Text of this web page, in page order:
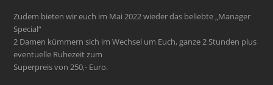
Zudem bieten wir euch im Mai 2022 wieder das beliebte „Manager
Special“
2 Damen kümmern sich im Wechsel um Euch, ganze 2 Stunden plus
eventuelle Ruhezeit zum
Superpreis von 250,- Euro.